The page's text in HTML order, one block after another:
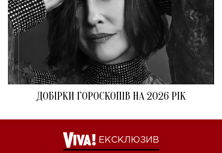
ДОБІРКИ ГОРОСКОПІВ НА 2026 РІК
ЕКСКЛЮЗИВ